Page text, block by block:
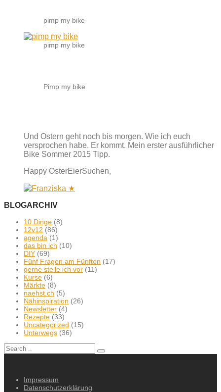
pimp my bike
pimp my bike
Pimp my bike
Und Ostern geht noch bis morgen. Wie ich euch
versprochen habe. Er kommt. Mein erster ausführlicher
Bike Sommer 2015 Tipp.
Happy OsterEierSuchen,
BLOGARCHIV
10 Dinge (8)
12v12 (86)
agenda (1)
das bin ich (10)
DIY (69)
Fünf Fragen am Fünften (17)
gerne stelle ich vor (11)
Kurse (6)
Märkte (8)
naehst.ch (5)
Nähinspiration (26)
Newsletter (4)
Rezepte (33)
Uncategorized (15)
Unterwegs (36)
Impressum
Datenschutzerklärung